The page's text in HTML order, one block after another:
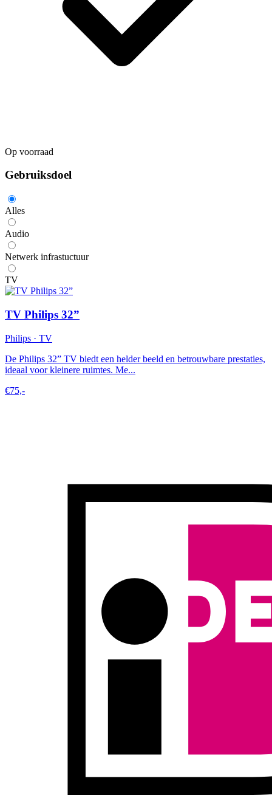
Op voorraad
Gebruiksdoel
Alles
Audio
Netwerk infrastuctuur
TV
TV Philips 32”
Philips · TV
De Philips 32” TV biedt een helder beeld en betrouwbare prestaties,
ideaal voor kleinere ruimtes. Me...
€75,-